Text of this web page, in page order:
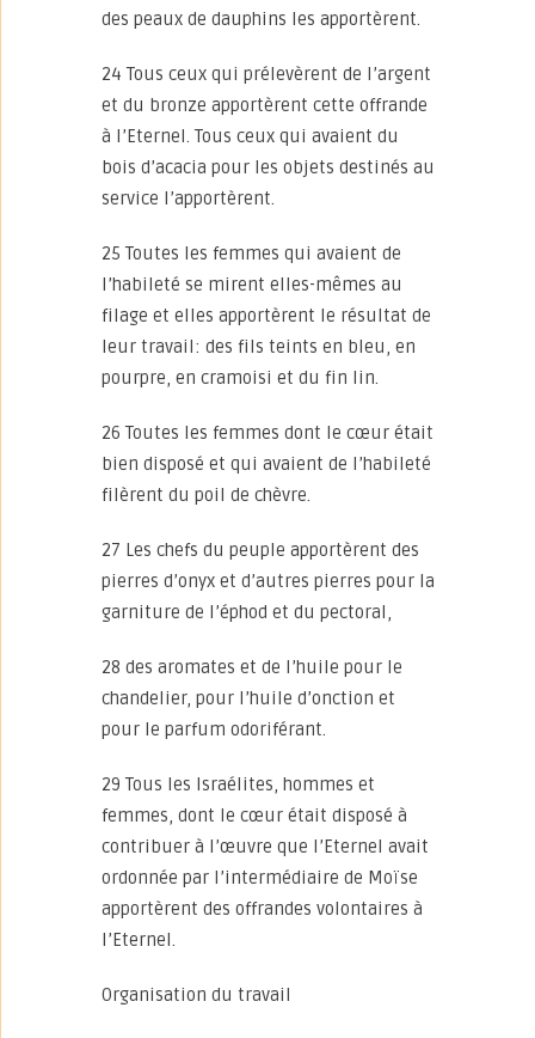
des peaux de dauphins les apportèrent.
24 Tous ceux qui prélevèrent de l’argent
et du bronze apportèrent cette offrande
à l’Eternel. Tous ceux qui avaient du
bois d’acacia pour les objets destinés au
service l’apportèrent.
25 Toutes les femmes qui avaient de
l’habileté se mirent elles-mêmes au
filage et elles apportèrent le résultat de
leur travail: des fils teints en bleu, en
pourpre, en cramoisi et du fin lin.
26 Toutes les femmes dont le cœur était
bien disposé et qui avaient de l’habileté
filèrent du poil de chèvre.
27 Les chefs du peuple apportèrent des
pierres d’onyx et d’autres pierres pour la
garniture de l’éphod et du pectoral,
28 des aromates et de l’huile pour le
chandelier, pour l’huile d’onction et
pour le parfum odoriférant.
29 Tous les Israélites, hommes et
femmes, dont le cœur était disposé à
contribuer à l’œuvre que l’Eternel avait
ordonnée par l’intermédiaire de Moïse
apportèrent des offrandes volontaires à
l’Eternel.
Organisation du travail